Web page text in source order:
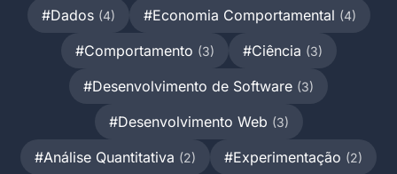
#Dados (4) #Economia Comportamental (4)
#Comportamento (3) #Ciência (3)
#Desenvolvimento de Software (3)
#Desenvolvimento Web (3)
#Análise Quantitativa (2) #Experimentação (2)